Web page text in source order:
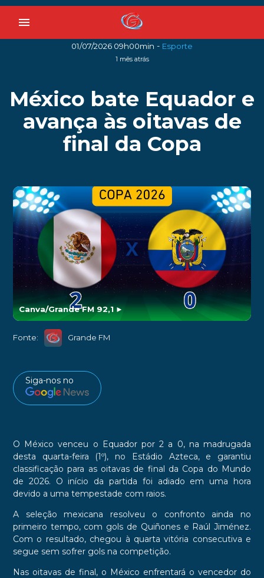
menu
01/07/2026 09h00min - Esporte
1 mês atrás
México bate Equador e
avança às oitavas de
final da Copa
Canva/Grande FM 92,1►
Fonte: Grande FM
Siga-nos no
O México venceu o Equador por 2 a 0, na madrugada
desta quarta-feira (1º), no Estádio Azteca, e garantiu
classificação para as oitavas de final da Copa do Mundo
de 2026. O início da partida foi adiado em uma hora
devido a uma tempestade com raios.
A seleção mexicana resolveu o confronto ainda no
primeiro tempo, com gols de Quiñones e Raúl Jiménez.
Com o resultado, chegou à quarta vitória consecutiva e
segue sem sofrer gols na competição.
Nas oitavas de final, o México enfrentará o vencedor do